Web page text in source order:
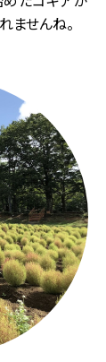
ませんね。